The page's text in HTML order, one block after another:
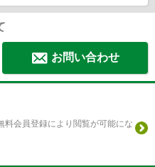
お問い合わせ
料会員登録により閲覧が可能にな